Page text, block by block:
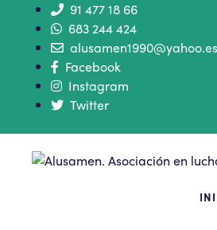
91 477 18 66
683 244 424
alusamen1990@yahoo.es
Facebook
Instagram
Twitter